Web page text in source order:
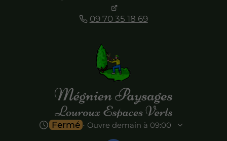
09 70 35 18 69
Fermé ⋅ Ouvre demain à 09:00